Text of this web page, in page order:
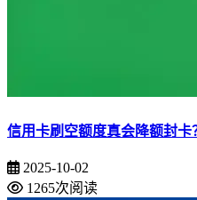
信用卡刷空额度真会降额封
2025-10-02
1265次阅读